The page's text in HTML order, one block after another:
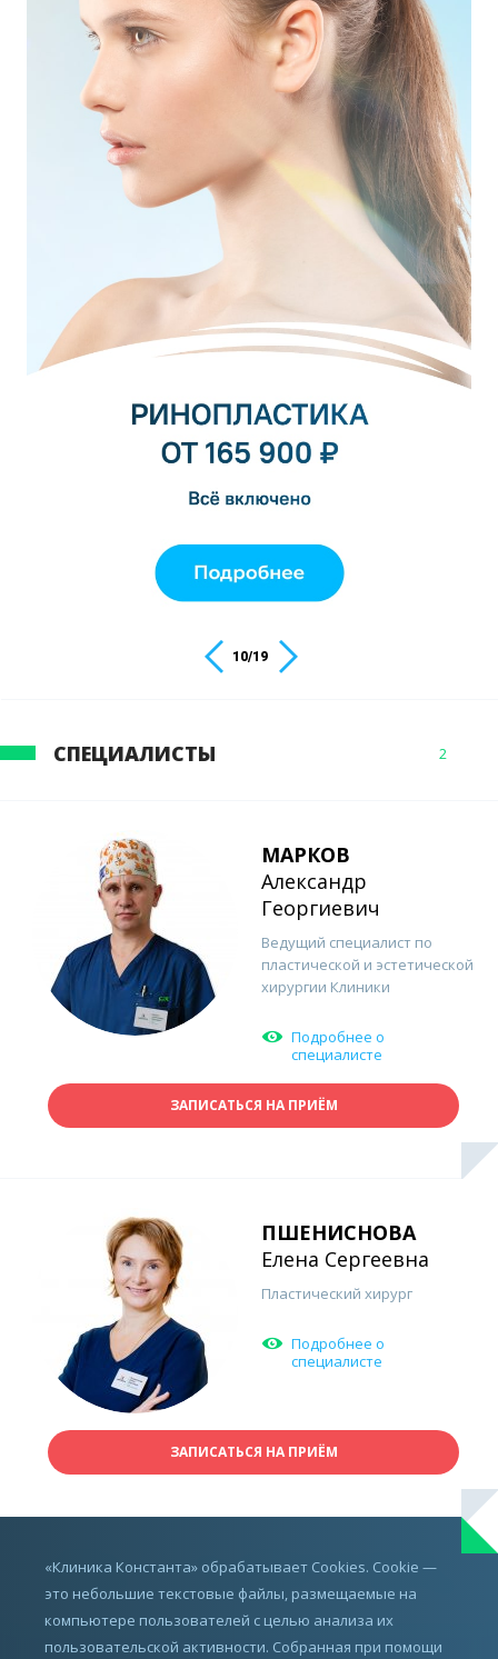
10/19
СПЕЦИАЛИСТЫ 2
МАРКОВ
Александр
Георгиевич
Ведущий специалист по
пластической и эстетической
хирургии Клиники
Подробнее о
специалисте
ЗАПИСАТЬСЯ НА ПРИЁМ
ПШЕНИСНОВА
Елена Сергеевна
Пластический хирург
Подробнее о
специалисте
ЗАПИСАТЬСЯ НА ПРИЁМ
ИМЕЮТСЯ ПРОТИВОПОКАЗАНИЯ,
ПРОКОНСУЛЬТИРУЙТЕСЬ С ВРАЧОМ
«Клиника Константа» обрабатывает Cookies. Cookie —
это небольшие текстовые файлы, размещаемые на
компьютере пользователей с целью анализа их
пользовательской активности. Собранная при помощи